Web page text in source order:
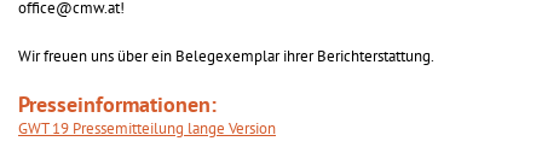
office@cmw.at!
Wir freuen uns über ein Belegexemplar ihrer Berichterstattung.
Presseinformationen:
GWT 19 Pressemitteilung lange Version